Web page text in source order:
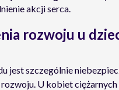
akcji serca.
rozwoju u
jest szczególnie
U kobiet